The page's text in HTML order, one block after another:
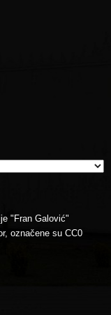
"Fran Galović"
označene su CC0